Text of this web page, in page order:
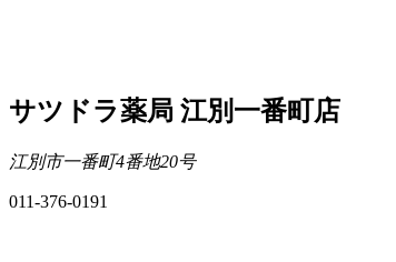
サツドラ薬局 江別一番町店
江別市一番町4番地20号
011-376-0191